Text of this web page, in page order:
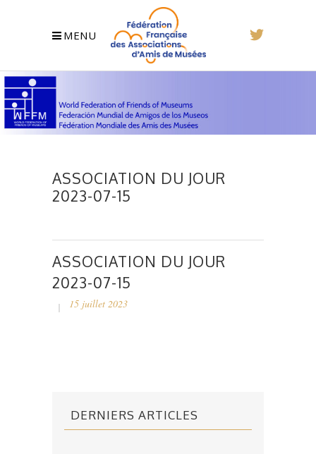
MENU
ASSOCIATION DU JOUR
2023-07-15
ASSOCIATION DU JOUR
2023-07-15
15 juillet 2023
DERNIERS ARTICLES